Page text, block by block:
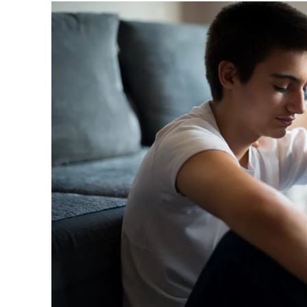
Venga a vernos en
Recursos sobre alimentación y nutrición